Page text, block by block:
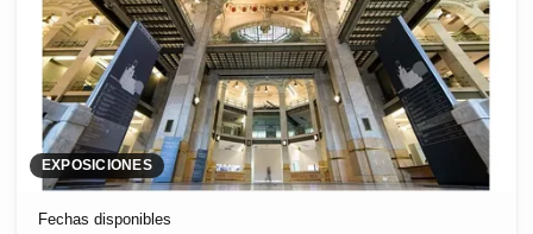
EXPOSICIONES
Fechas disponibles